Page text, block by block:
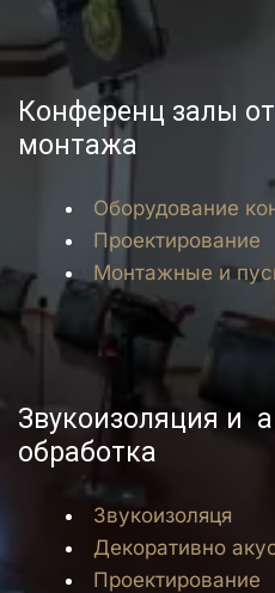
Конференц залы
монтажа
Оборудование
Проектирование
Монтажные и
Звукоизоляция и
обработка
Звукоизоляця
Декоративно
Проектирование